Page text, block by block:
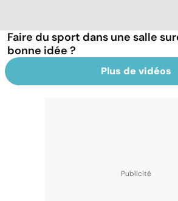
Faire du sport dans une salle
bonne idée ?
Plus de vidéos